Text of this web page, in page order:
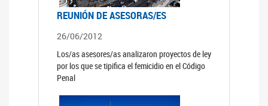
REUNIÓN DE ASESORAS/ES
26/06/2012
Los/as asesores/as analizaron proyectos de ley
por los que se tipifica el femicidio en el Código
Penal